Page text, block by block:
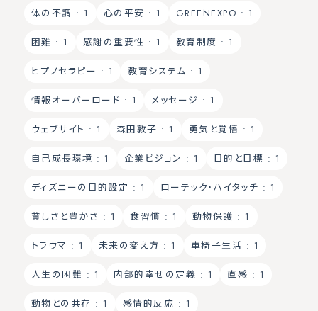
体の不調 : 1 心の平安 : 1 GREENEXPO : 1
困難 : 1 感謝の重要性 : 1 教育制度 : 1
ヒプノセラピー : 1 教育システム : 1
情報オーバーロード : 1 メッセージ : 1
ウェブサイト : 1 森田敦子 : 1 勇気と覚悟 : 1
自己成長環境 : 1 企業ビジョン : 1 目的と目標 : 1
ディズニーの目的設定 : 1 ローテック・ハイタッチ : 1
貧しさと豊かさ : 1 食習慣 : 1 動物保護 : 1
トラウマ : 1 未来の変え方 : 1 車椅子生活 : 1
人生の困難 : 1 内部的幸せの定義 : 1 直感 : 1
動物との共存 : 1 感情的反応 : 1